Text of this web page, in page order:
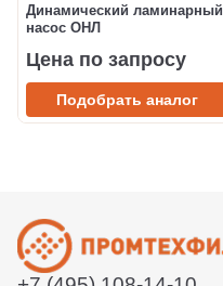
Динамический ламинарный
насос ОНЛ
Цена по запросу
Подобрать аналог